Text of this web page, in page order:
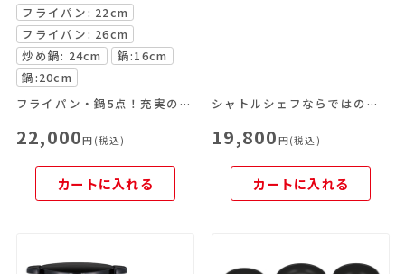
フライパン: 22cm
フライパン: 26cm
炒め鍋: 24cm
鍋:16cm
鍋:20cm
フライパン・鍋5点！充実のIH対応8点セット
22,000円(税込)
カートに入れる
シャトルシェフならではの便利な機能を豊富なラインナップから
19,800 円(税込)
カートに入れる